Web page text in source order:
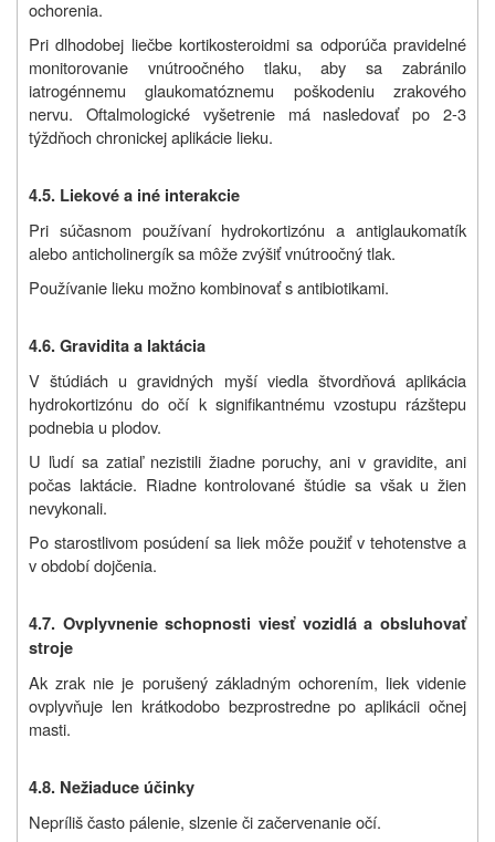
ochorenia.
Pri dlhodobej liečbe kortikosteroidmi sa odporúča pravidelné
monitorovanie vnútroočného tlaku, aby sa zabránilo
iatrogénnemu glaukomatóznemu poškodeniu zrakového
nervu. Oftalmologické vyšetrenie má nasledovať po 2-3
týždňoch chronickej aplikácie lieku.
4.5. Liekové a iné interakcie
Pri súčasnom používaní hydrokortizónu a antiglaukomatík
alebo anticholinergík sa môže zvýšiť vnútroočný tlak.
Používanie lieku možno kombinovať s antibiotikami.
4.6.Gravidita a laktácia
V štúdiách u gravidných myší viedla štvordňová aplikácia
hydrokortizónu do očí k signifikantnému vzostupu rázštepu
podnebia u plodov.
U ľudí sa zatiaľ nezistili žiadne poruchy, ani v gravidite, ani
počas laktácie. Riadne kontrolované štúdie sa však u žien
nevykonali.
Po starostlivom posúdení sa liek môže použiť v tehotenstve a
v období dojčenia.
4.7. Ovplyvnenie schopnosti viesť vozidlá a obsluhovať
stroje
Ak zrak nie je porušený základným ochorením, liek videnie
ovplyvňuje len krátkodobo bezprostredne po aplikácii očnej
masti.
4.8. Nežiaduce účinky
Nepríliš často pálenie, slzenie či začervenanie očí.